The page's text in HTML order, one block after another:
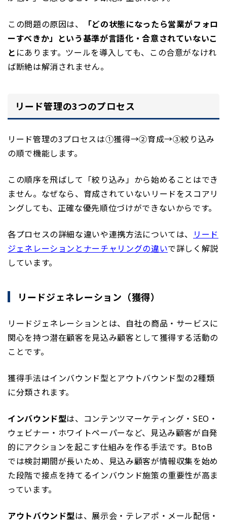
この問題の原因は、
「どの状態になったら営業がフォロ
ーすべきか」という基準が言語化・合意されていないこ
と にあります。ツールを導入しても、この合意がなけれ
ば断絶は解消されません。
リード管理の3つのプロセス
リード管理の3プロセスは①獲得→②育成→③絞り込み
の順で機能します。
この順序を飛ばして「絞り込み」から始めることはでき
ません。なぜなら、育成されていないリードをスコアリ
ングしても、正確な優先順位づけができないからです。
各プロセスの詳細な違いや連携方法については、
リード
ジェネレーションとナーチャリングの違いで詳しく解説
しています。
リードジェネレーション（獲得）
リードジェネレーションとは、自社の商品・サービスに
関心を持つ潜在顧客を見込み顧客として獲得する活動の
ことです。
獲得手法はインバウンド型とアウトバウンド型の2種類
に分類されます。
インバウンド型は、コンテンツマーケティング・SEO・
ウェビナー・ホワイトペーパーなど、見込み顧客が自発
的にアクションを起こす仕組みを作る手法です。BtoB
では検討期間が長いため、見込み顧客が情報収集を始め
た段階で接点を持てるインバウンド施策の重要性が高ま
っています。
アウトバウンド型は、展示会・テレアポ・メール配信・